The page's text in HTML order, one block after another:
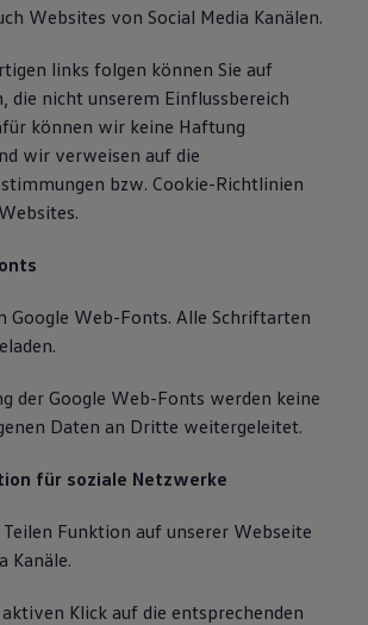
Websites von Social Media Kanälen.
links folgen können Sie auf
die nicht unserem Einflussbereich
können wir keine Haftung
wir verweisen auf die
bzw. Cookie-Richtlinien
Google Web-Fonts. Alle Schriftarten
der Google Web-Fonts werden keine
Daten an Dritte weitergeleitet.
für soziale Netzwerke
Funktion auf unserer Webseite
Kanäle.
Klick auf die entsprechenden